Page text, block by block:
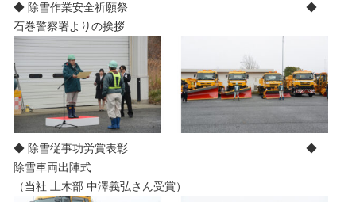
◆ 除雪作業安全祈願祭 ◆
石巻警察署よりの挨拶
◆ 除雪従事功労賞表彰 ◆
除雪車両出陣式
（当社 土木部 中澤義弘さん受賞）